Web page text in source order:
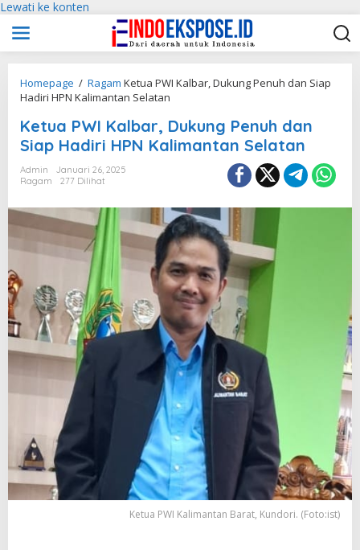
Lewati ke konten
Homepage / Ragam Ketua PWI Kalbar, Dukung Penuh dan Siap
Hadiri HPN Kalimantan Selatan
Ketua PWI Kalbar, Dukung Penuh dan
Siap Hadiri HPN Kalimantan Selatan
Admin
Januari 26, 2025
Ragam
277 Dilihat
Ketua PWI Kalimantan Barat, Kundori. (Foto:ist)